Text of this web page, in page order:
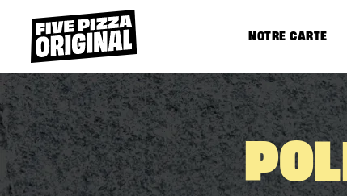
NOTRE CARTE